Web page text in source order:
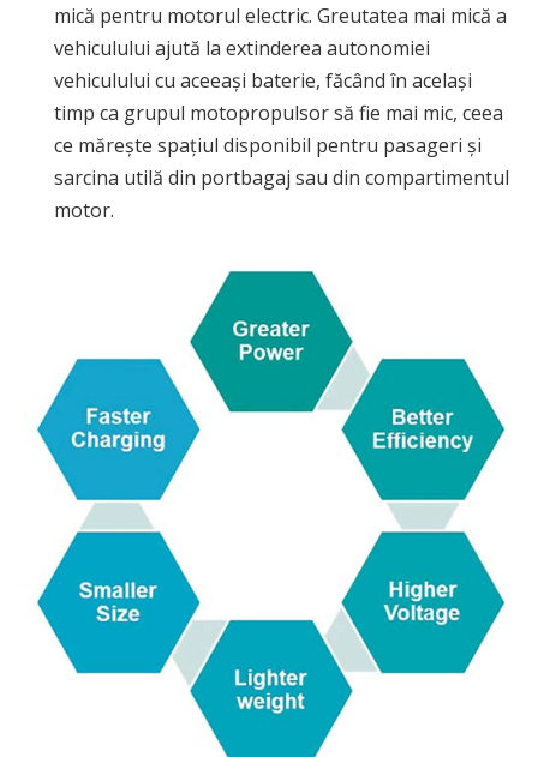
mică pentru motorul electric. Greutatea mai mică a
vehiculului ajută la extinderea autonomiei
vehiculului cu aceeași baterie, făcând în același
timp ca grupul motopropulsor să fie mai mic, ceea
ce mărește spațiul disponibil pentru pasageri și
sarcina utilă din portbagaj sau din compartimentul
motor.